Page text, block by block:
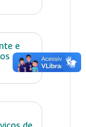
e
de